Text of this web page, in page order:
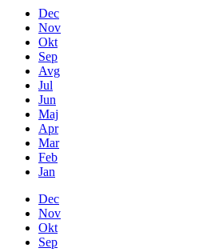
Dec
Nov
Okt
Sep
Avg
Jul
Jun
Maj
Apr
Mar
Feb
Jan
Dec
Nov
Okt
Sep